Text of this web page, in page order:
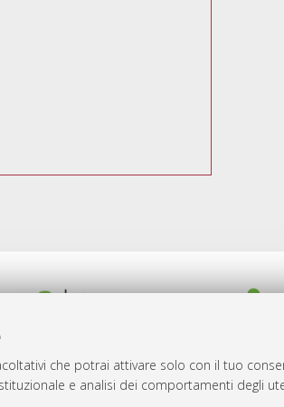
che potrai attivare solo con il tuo
e analisi dei comportamenti degli